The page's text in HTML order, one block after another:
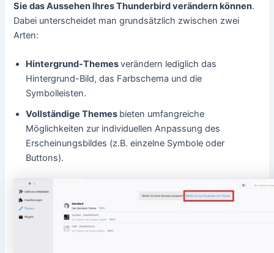
Sie das Aussehen Ihres Thunderbird verändern können.
Dabei unterscheidet man grundsätzlich zwischen zwei
Arten:
Hintergrund-Themesverändern lediglich das
Hintergrund-Bild, das Farbschema und die
Symbolleisten.
Vollständige Themes bieten umfangreiche
Möglichkeiten zur individuellen Anpassung des
Erscheinungsbildes (z.B. einzelne Symbole oder
Buttons).